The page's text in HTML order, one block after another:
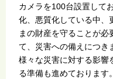
カメラを100台設置して
化、悪質化している中、
まの財産を守ることが必
て、災害への備えにつき
様々な災害に対する影響
る準備も進めております